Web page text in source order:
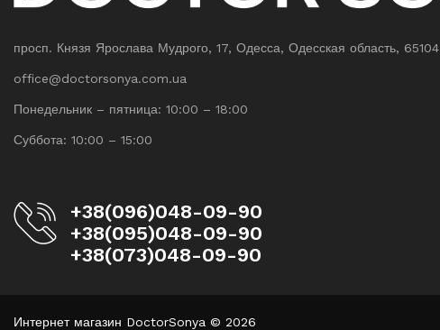
просп. Князя Ярослава Мудрого, 17, Одесса, Одесская область, 65104
office@doctorsonya.com.ua
Понедельник – пятница: 10:00 – 18:00
Суббота: 10:00 – 15:00
+38(096)048-09-90
+38(095)048-09-90
+38(073)048-09-90
Интернет магазин DoctorSonya © 2026